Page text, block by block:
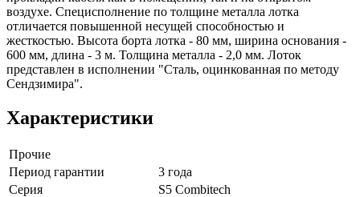
воздухе. Специсполнение по толщине металла лотка
отличается повышенной несущей способностью и
жесткостью. Высота борта лотка - 80 мм, ширина основания -
600 мм, длина - 3 м. Толщина металла - 2,0 мм. Лоток
представлен в исполнении "Сталь, оцинкованная по методу
Сендзимира".
Характеристики
Прочие
Период гарантии
3 года
Серия
S5 Combitech